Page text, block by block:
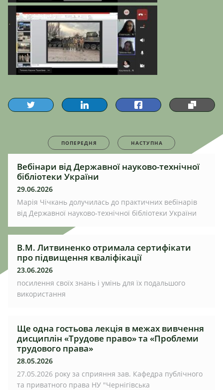
ПОПЕРЕДНЯ НАСТУПНА
Вебінари від Державної науково-технічної
бібліотеки України
29.06.2026
Марія Чічкань долучилась до практичних вебінарів
від Державної науково-технічної бібліотеки України
В.М. Литвиненко отримала сертифікати
про підвищення кваліфікації
23.06.2026
посилення своїх знань і умінь для їх подальшого
використання
Ще одна гостьова лекція в межах вивчення
дисциплін «Трудове право» та «Проблеми
трудового права»
28.05.2026
27.05.2026 року за сприяння зав. Кафедра публічного
та приватного права НУ "Чернігівська